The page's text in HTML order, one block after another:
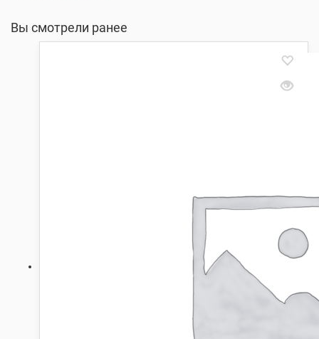
Вы смотрели ранее